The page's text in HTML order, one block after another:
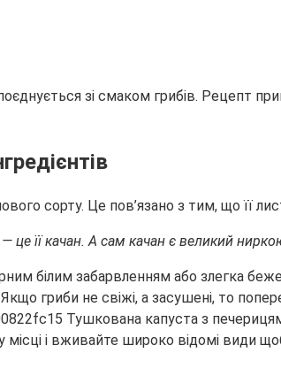
зі смаком грибів. Рецепт
сорту. Це пов’язано з тим, що її
— це її качан. А сам качан є великий
білим забарвленням або злегка
гриби не свіжі, а засушені, то
місці і вживайте широко відомі види